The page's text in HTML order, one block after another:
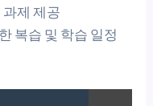
제 제공
복습 및 학습 일정